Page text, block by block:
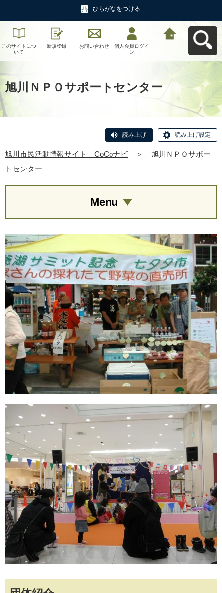
ひらがなをつける
このサイトにつ
いて
新規登録 お問い合わせ
個人会員ログイ
ン
旭川ＮＰＯサポートセンター
読み上げ 読み上げ設定
旭川市民活動情報サイト CoCoナビ ＞
旭川ＮＰＯサポー
トセンター
Menu